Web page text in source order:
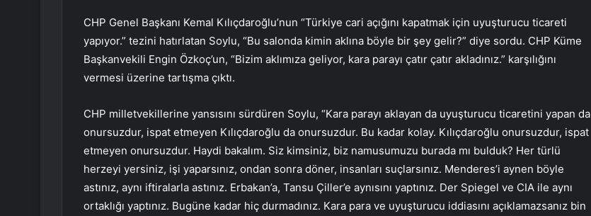
CHP Genel Başkanı Kemal Kılıçdaroğlu’nun “Türkiye cari açığını kapatmak için uyuşturucu ticareti
yapıyor.” tezini hatırlatan Soylu, “Bu salonda kimin aklına böyle bir şey gelir?” diye sordu. CHP Küme
Başkanvekili Engin Özkoç’un, “Bizim aklımıza geliyor, kara parayı çatır çatır akladınız.” karşılığını
vermesi üzerine tartışma çıktı.
CHP milletvekillerine yansısını sürdüren Soylu, “Kara parayı aklayan da uyuşturucu ticaretini yapan da
onursuzdur, ispat etmeyen Kılıçdaroğlu da onursuzdur. Bu kadar kolay. Kılıçdaroğlu onursuzdur, ispat
etmeyen onursuzdur. Haydi bakalım. Siz kimsiniz, biz namusumuzu burada mı bulduk? Her türlü
herzeyi yersiniz, işi yaparsınız, ondan sonra döner, insanları suçlarsınız. Menderes’i aynen böyle
astınız, aynı iftiralarla astınız. Erbakan’a, Tansu Çiller’e aynısını yaptınız. Der Spiegel ve CIA ile aynı
ortaklığı yaptınız. Bugüne kadar hiç durmadınız. Kara para ve uyuşturucu iddiasını açıklamazsanız bin